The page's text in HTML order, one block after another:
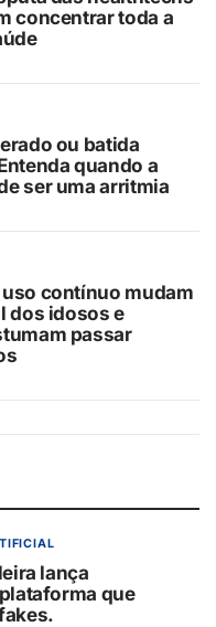
concentrar toda a
ou batida
quando a
ser uma arritmia
uso contínuo mudam
dos idosos e
passar
lança
que